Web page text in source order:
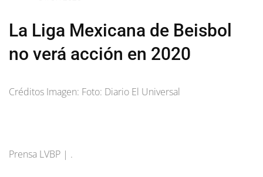
La Liga Mexicana de Beisbol
no verá acción en 2020
Créditos Imagen: Foto: Diario El Universal
Prensa LVBP | .